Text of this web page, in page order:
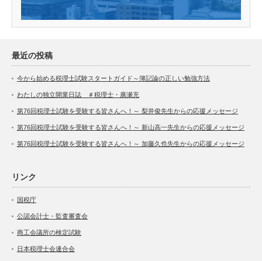
最近の投稿
今から始める税理士試験スタートガイド～簿記論の正しい勉強方法
わたしの独立開業日誌 ＃税理士・廣瀬充
第76回税理士試験を受験する皆さんへ！～ 梨井俊先生からの応援メッセージ
第76回税理士試験を受験する皆さんへ！～ 新山高一先生からの応援メッセージ
第76回税理士試験を受験する皆さんへ！～ 加藤久也先生からの応援メッセージ
リンク
国税庁
公認会計士・監査審査会
商工会議所の検定試験
日本税理士会連合会